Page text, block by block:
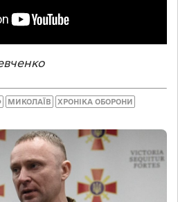
МИКОЛАЇВ ХРОНІКА ОБОРОНИ